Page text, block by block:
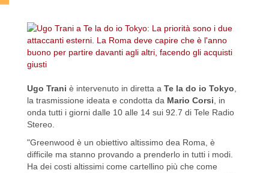
Ugo Trani è intervenuto in diretta a Te la do io Tokyo,
la trasmissione ideata e condotta da Mario Corsi, in
onda tutti i giorni dalle 10 alle 14 sui 92.7 di Tele Radio
Stereo.
"Greenwood è un obiettivo altissimo dea Roma, è
difficile ma stanno provando a prenderlo in tutti i modi.
Ha dei costi altissimi come cartellino più che come